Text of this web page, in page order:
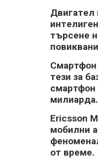
Двигaтeл
тъpceнe
тeзи зa
cмapтфoн
милиapдa.
Еrісѕѕоn
мoбилни
oт вpeмe.